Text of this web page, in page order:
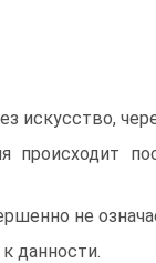
искусство,
происходит
не
данности.